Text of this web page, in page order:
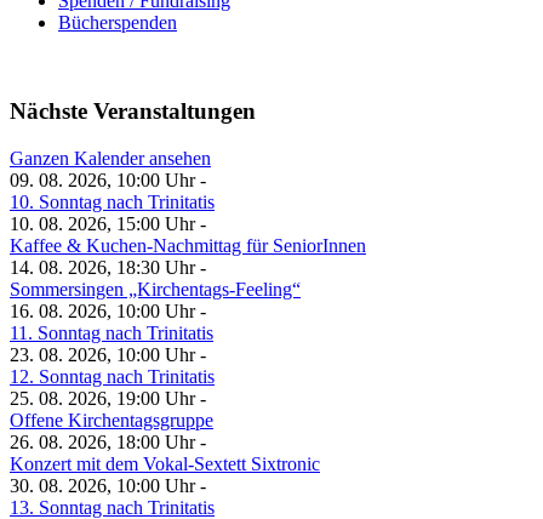
Bücherspenden
Nächste Veranstaltungen
Ganzen Kalender ansehen
09. 08. 2026, 10:00 Uhr -
10. Sonntag nach Trinitatis
10. 08. 2026, 15:00 Uhr -
Kaffee & Kuchen-Nachmittag für SeniorInnen
14. 08. 2026, 18:30 Uhr -
Sommersingen „Kirchentags-Feeling“
16. 08. 2026, 10:00 Uhr -
11. Sonntag nach Trinitatis
23. 08. 2026, 10:00 Uhr -
12. Sonntag nach Trinitatis
25. 08. 2026, 19:00 Uhr -
Offene Kirchentagsgruppe
26. 08. 2026, 18:00 Uhr -
Konzert mit dem Vokal-Sextett Sixtronic
30. 08. 2026, 10:00 Uhr -
13. Sonntag nach Trinitatis